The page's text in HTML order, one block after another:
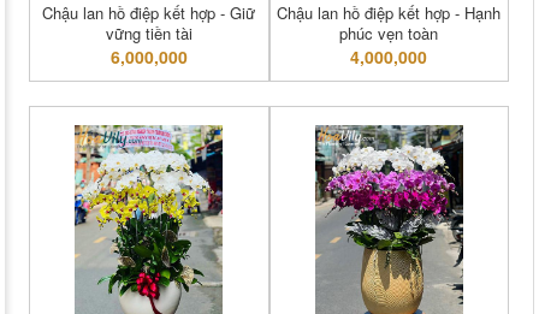
Chậu lan hồ điệp kết hợp - Giữ
vững tiền tài
6,000,000
Chậu lan hồ điệp kết hợp - Hạnh
phúc vẹn toàn
4,000,000